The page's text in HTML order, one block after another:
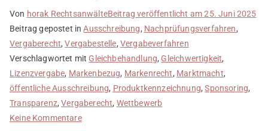
Von horak RechtsanwälteBeitrag veröffentlicht am25. Juni 2025
Beitrag gepostet inAusschreibung, Nachprüfungsverfahren,
Vergaberecht,Vergabestelle, Vergabeverfahren
Verschlagwortet mit Gleichbehandlung, Gleichwertigkeit,
Lizenzvergabe, Markenbezug, Markenrecht, Marktmacht,
öffentliche Ausschreibung, Produktkennzeichnung,Sponsoring,
Transparenz,Vergaberecht, Wettbewerb
Keine Kommentarezu